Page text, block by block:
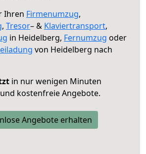
Ihren Firmenumzug,
, Tresor– & Klaviertransport,
in Heidelberg, Fernumzug oder
von Heidelberg nach
in nur wenigen Minuten
kostenfreie Angebote.
Angebote erhalten